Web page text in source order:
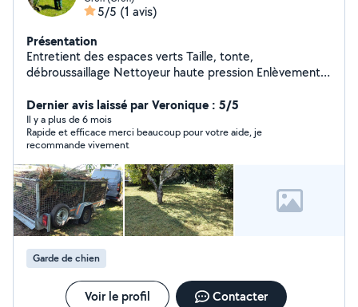
5/5 (1 avis)
Présentation
Entretient des espaces verts Taille, tonte,
débroussaillage Nettoyeur haute pression Enlèvement
Dernier avis laissé par Veronique : 5/5
Il y a plus de 6 mois
Rapide et efficace merci beaucoup pour votre aide, je
recommande vivement
Garde de chien
Voir le profil Contacter